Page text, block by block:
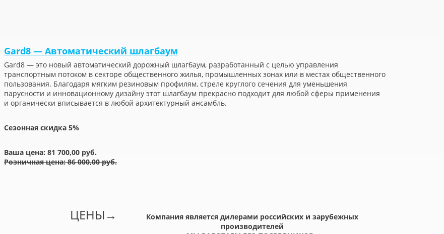
Gard8 — Автоматический шлагбаум
Gard8 — это новый автоматический дорожный шлагбаум, разработанный с целью управления
транспортным потоком в секторе общественного жилья, промышленных зонах или в местах общественного
пользования. Благодаря мягким резиновым профилям, стреле круглого сечения для уменьшения
парусности и инновационному дизайну этот шлагбаум прекрасно подходит для любой сферы применения
и органически вписывается в любой архитектурный ансамбль.
Сезонная скидка 5%
Ваша цена: 81 700,00 руб.
Розничная цена: 86 000,00 руб.
ЦЕНЫ→
Компания является дилерами российских и зарубежных
производителей